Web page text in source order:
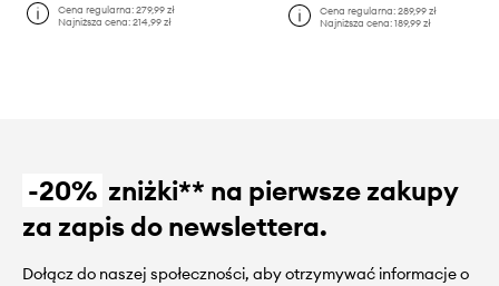
Cena regularna:279,99 zł
Najniższa cena:214,99 zł
Cena regularna: 289,99 zł
Najniższa cena: 189,99 zł
-20% zniżki** na pierwsze zakupy
za zapis do newslettera.
Dołącz do naszej społeczności, aby otrzymywać informacje o